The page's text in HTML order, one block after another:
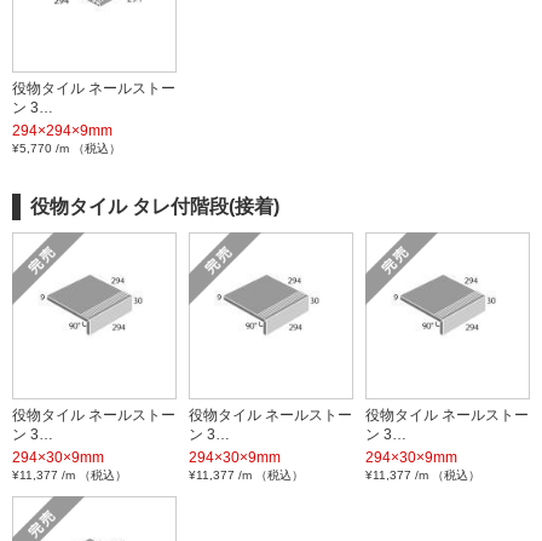
役物タイル ネールストー
ン 3…
294×294×9mm
¥5,770 /m （税込）
役物タイル タレ付階段(接着)
役物タイル ネールストー
ン 3…
294×30×9mm
¥11,377 /m （税込）
役物タイル ネールストー
ン 3…
294×30×9mm
¥11,377 /m （税込）
役物タイル ネールストー
ン 3…
294×30×9mm
¥11,377 /m （税込）